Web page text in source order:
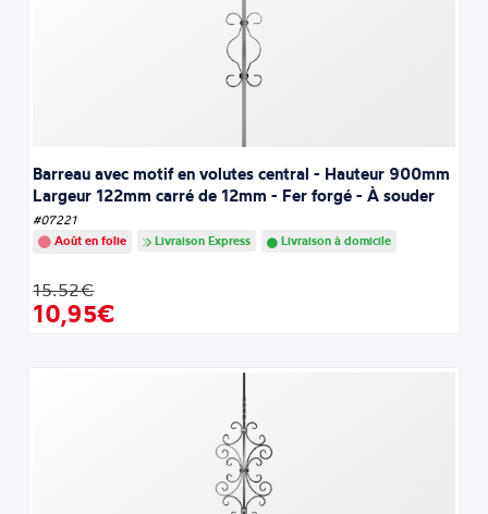
Barreau avec motif en volutes central - Hauteur 900mm
Largeur 122mm carré de 12mm - Fer forgé - À souder
#07221
Août en folie
Livraison Express Livraison à domicile
15.52€
10,95€